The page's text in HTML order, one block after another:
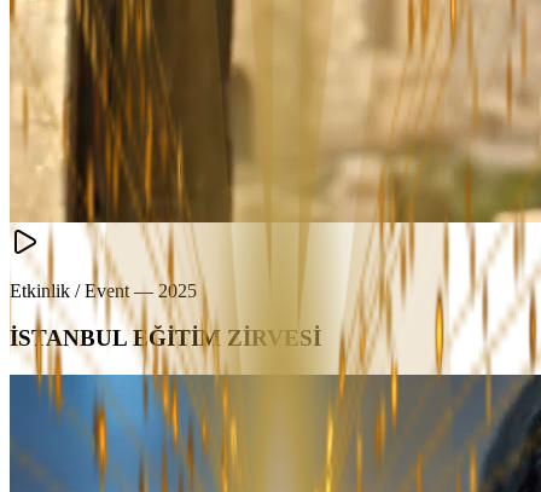
Etkinlik / Event —2025
İSTANBUL EĞİTİM ZİRVESİ